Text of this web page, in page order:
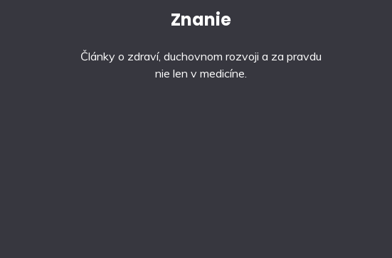
Znanie
Články o zdraví, duchovnom rozvoji a za pravdu
nie len v medicíne.